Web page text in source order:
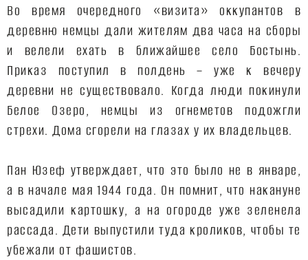
Во время очередного «визита» оккупантов в
деревню немцы дали жителям два часа на сборы
и велели ехать в ближайшее село Бостынь.
Приказ поступил в полдень – уже к вечеру
деревни не существовало. Когда люди покинули
Белое Озеро, немцы из огнеметов подожгли
стрехи. Дома сгорели на глазах у их владельцев.
Пан Юзеф утверждает, что это было не в январе,
а в начале мая 1944 года. Он помнит, что накануне
высадили картошку, а на огороде уже зеленела
рассада. Дети выпустили туда кроликов, чтобы те
убежали от фашистов.